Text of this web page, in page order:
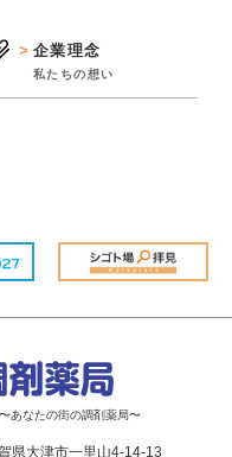
企業理念
私たちの想い
あなたの街の調剤薬局〜
県大津市一里山4-14-13